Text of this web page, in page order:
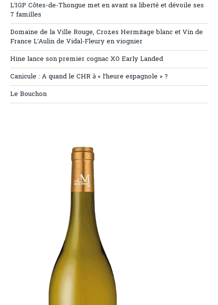
L’IGP Côtes-de-Thongue met en avant sa liberté et dévoile ses
7 familles
Domaine de la Ville Rouge, Crozes Hermitage blanc et Vin de
France L’Aulin de Vidal-Fleury en viognier
Hine lance son premier cognac XO Early Landed
Canicule : A quand le CHR à « l’heure espagnole » ?
Le Bouchon